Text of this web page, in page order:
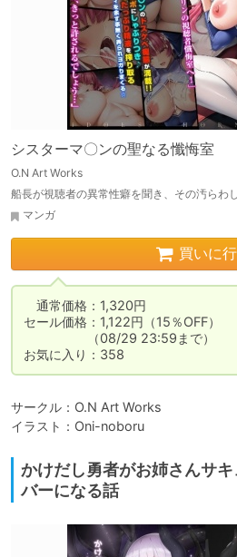
シスターマ〇ンの聖なる懺悔室
O.N Art Works
船長が視聴者の異常性癖を聞き、その汚らわ
マンガ
買いに行
通常価格：1,320円
セール価格：1,122円（15％OFF）
（08/29 23:59まで）
お気に入り：358
サークル：O.N Art Works
イラスト：Oni-noboru
かけだし勇者がお姉さんサ
バーになる話